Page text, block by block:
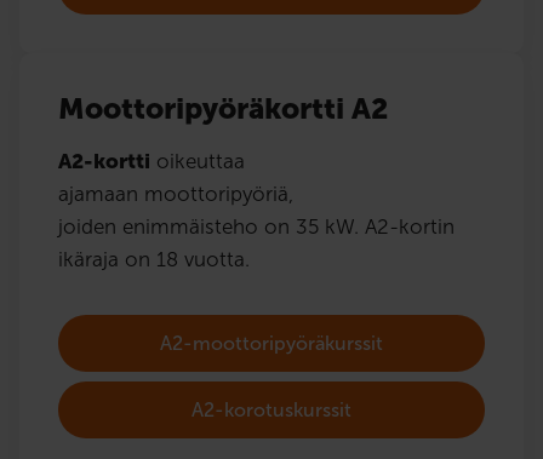
Moottoripyöräkortti A2
A2-kortti oikeuttaa
ajamaan moottoripyöriä,
joiden enimmäisteho on 35 kW. A2-kortin
ikäraja on 18 vuotta.
A2-moottoripyöräkurssit
A2-korotuskurssit